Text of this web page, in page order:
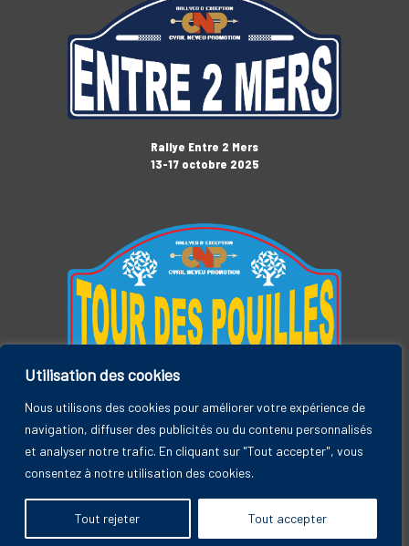
Utilisation des cookies
Nous utilisons des cookies pour améliorer votre expérience de
navigation, diffuser des publicités ou du contenu personnalisés
et analyser notre trafic. En cliquant sur "Tout accepter", vous
consentez à notre utilisation des cookies.
Tout rejeter Tout accepter
Rallye Entre 2 Mers
13-17 octobre 2025
Tour des Pouilles